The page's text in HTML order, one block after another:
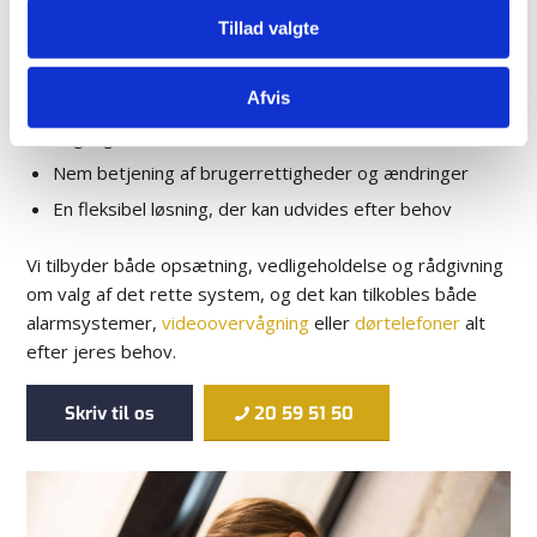
Tillad valgte
Afvis
nøglebrikker, adgangskoder og mobilapps alt efter, hvad
du har brug for. Med adgangskontrol får du:
Øget sikkerhed ved at begrænse uvedkommendes
Nem betjening af brugerrettigheder og ændringer
En fleksibel løsning, der kan udvides efter behov
Vi tilbyder både opsætning, vedligeholdelse og rådgivning
om valg af det rette system, og det kan tilkobles både
alarmsystemer,videoovervågning ellerdørtelefoner alt
efter jeres behov.
Skriv til os 20 59 51 50